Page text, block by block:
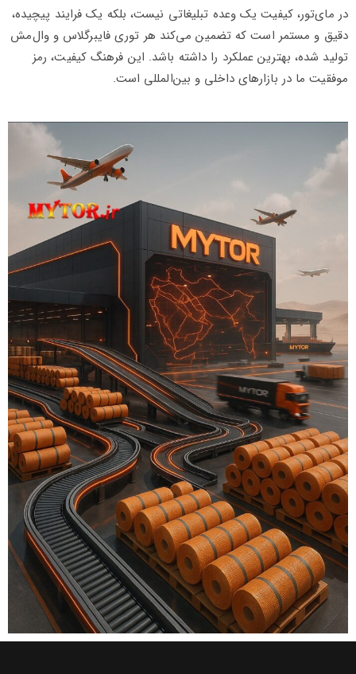
در مای‌تور، کیفیت یک وعده تبلیغاتی نیست، بلکه یک فرایند پیچیده،
دقیق و مستمر است که تضمین می‌کند هر توری فایبرگلاس و وال‌مش
تولید شده، بهترین عملکرد را داشته باشد. این فرهنگ کیفیت، رمز
موفقیت ما در بازارهای داخلی و بین‌المللی است.